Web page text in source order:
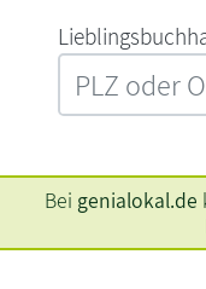
Bei genialokal.de